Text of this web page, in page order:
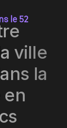
le 52
ville
la
en